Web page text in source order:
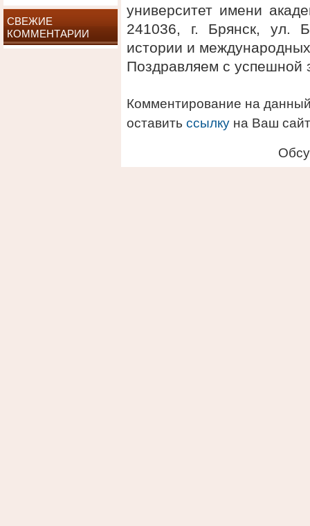
СВЕЖИЕ
КОММЕНТАРИИ
университет имени
241036, г. Брянск, ул.
истории и
Поздравляем с успешной
Комментирование на
оставить ссылку на Ваш